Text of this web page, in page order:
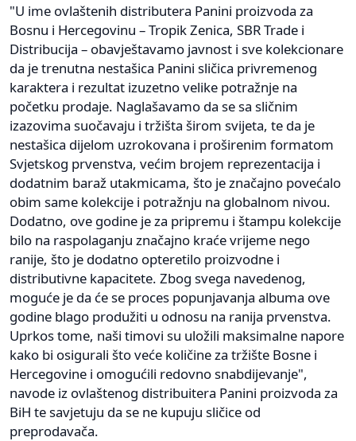
"U ime ovlaštenih distributera Panini proizvoda za
Bosnu i Hercegovinu – Tropik Zenica, SBR Trade i
Distribucija – obavještavamo javnost i sve kolekcionare
da je trenutna nestašica Panini sličica privremenog
karaktera i rezultat izuzetno velike potražnje na
početku prodaje. Naglašavamo da se sa sličnim
izazovima suočavaju i tržišta širom svijeta, te da je
nestašica dijelom uzrokovana i proširenim formatom
Svjetskog prvenstva, većim brojem reprezentacija i
dodatnim baraž utakmicama, što je značajno povećalo
obim same kolekcije i potražnju na globalnom nivou.
Dodatno, ove godine je za pripremu i štampu kolekcije
bilo na raspolaganju značajno kraće vrijeme nego
ranije, što je dodatno opteretilo proizvodne i
distributivne kapacitete. Zbog svega navedenog,
moguće je da će se proces popunjavanja albuma ove
godine blago produžiti u odnosu na ranija prvenstva.
Uprkos tome, naši timovi su uložili maksimalne napore
kako bi osigurali što veće količine za tržište Bosne i
Hercegovine i omogućili redovno snabdijevanje",
navode iz ovlaštenog distribuitera Panini proizvoda za
BiH te savjetuju da se ne kupuju sličice od
preprodavača.